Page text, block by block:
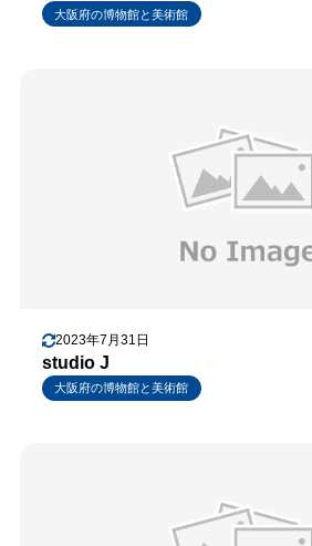
大阪府の博物館と美術館
2023年7月31日
studio J
大阪府の博物館と美術館